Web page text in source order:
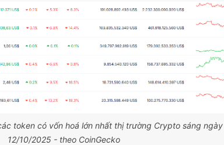
token có vốn hoá lớn nhất thị trường Crypto sáng ngày
12/10/2025 - theo CoinGecko